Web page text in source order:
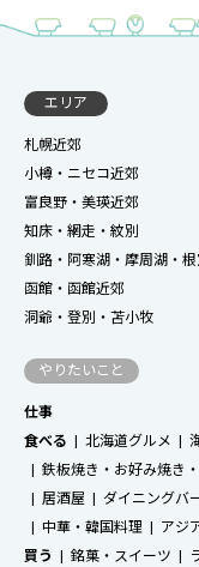
エリア
札幌近郊
小樽・ニセコ近郊
富良野・美瑛近郊
知床・網走・紋別
釧路・阿寒湖・摩周湖・
函館・函館近郊
洞爺・登別・苫小牧
やりたいこと
仕事
食べる
北海道グルメ
鉄板焼き・お好み焼き
居酒屋
ダイニングバ
中華・韓国料理
アジ
買う
銘菓・スイーツ